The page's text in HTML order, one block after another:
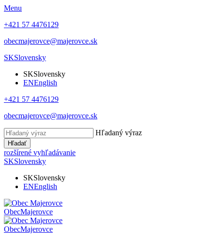
Menu
+421 57 4476129
obecmajerovce@majerovce.sk
SKSlovensky
SKSlovensky
ENEnglish
+421 57 4476129
obecmajerovce@majerovce.sk
Hľadaný výraz
Hľadať
rozšírené vyhľadávanie
SKSlovensky
SKSlovensky
ENEnglish
ObecMajerovce
ObecMajerovce